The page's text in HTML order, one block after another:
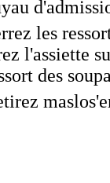
les
l'assiette
des